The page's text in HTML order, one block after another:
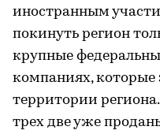
иностранным
покинуть регион
крупные
компаниях, которые
территории
трех две уже